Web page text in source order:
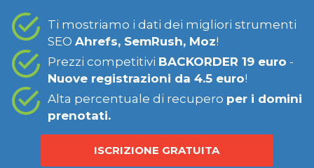
Ti mostriamo i dati dei migliori strumenti
SEO Ahrefs, SemRush, Moz!
Prezzi competitivi BACKORDER 19 euro -
Nuove registrazioni da 4.5 euro!
Alta percentuale di recupero per i domini
prenotati.
ISCRIZIONE GRATUITA